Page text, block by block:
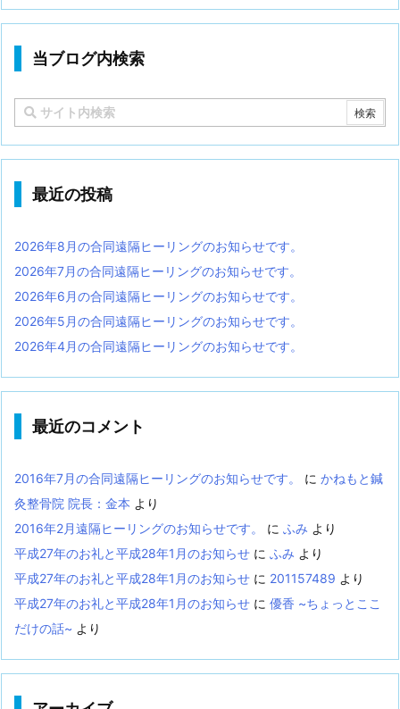
当ブログ内検索
最近の投稿
2026年8月の合同遠隔ヒーリングのお知らせです。
2026年7月の合同遠隔ヒーリングのお知らせです。
2026年6月の合同遠隔ヒーリングのお知らせです。
2026年5月の合同遠隔ヒーリングのお知らせです。
2026年4月の合同遠隔ヒーリングのお知らせです。
最近のコメント
2016年7月の合同遠隔ヒーリングのお知らせです。 に かねもと鍼
灸整骨院 院長：金本 より
2016年2月遠隔ヒーリングのお知らせです。
に ふみ より
平成27年のお礼と平成28年1月のお知らせ に ふみ より
平成27年のお礼と平成28年1月のお知らせ に 201157489 より
平成27年のお礼と平成28年1月のお知らせ に 優香 ~ちょっとここ
だけの話~ より